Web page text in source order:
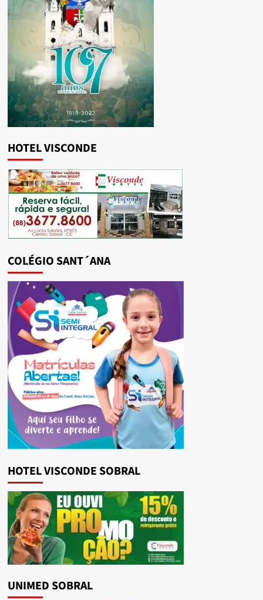
HOTEL VISCONDE
COLÉGIO SANT´ANA
HOTEL VISCONDE SOBRAL
UNIMED SOBRAL